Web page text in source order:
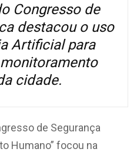
Congresso de
destacou o uso
Artificial para
cidade.
de Segurança
Humano” focou na